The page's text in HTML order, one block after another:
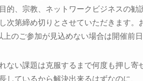
的、宗教、ネットワークビジネスの勧
次第締め切りとさせていただきます。
のご参加が見込めない場合は開催前
ない課題は克服するまで何度も押し寄
しているから解決出来るはずなのに、